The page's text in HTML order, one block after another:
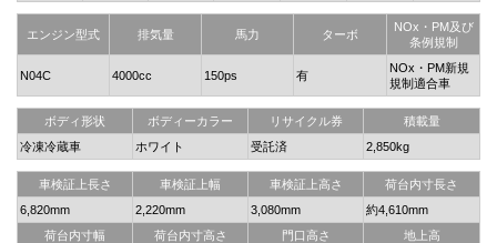
エンジン型式 排気量 馬力 ターボ
NOx・PM及び
条例規制
N04C 4000cc 150ps 有
NOx・PM新規
規制適合車
ボディ形状 ボディーカラー リサイクル券
積載量
冷凍冷蔵車
ホワイト 受託済 2,850kg
車検証上長さ 車検証上幅 車検証上高さ
荷台内寸長さ
6,820mm
2,220mm 3,080mm
約4,610mm
荷台内寸幅
荷台内寸高さ 門口高さ
地上高